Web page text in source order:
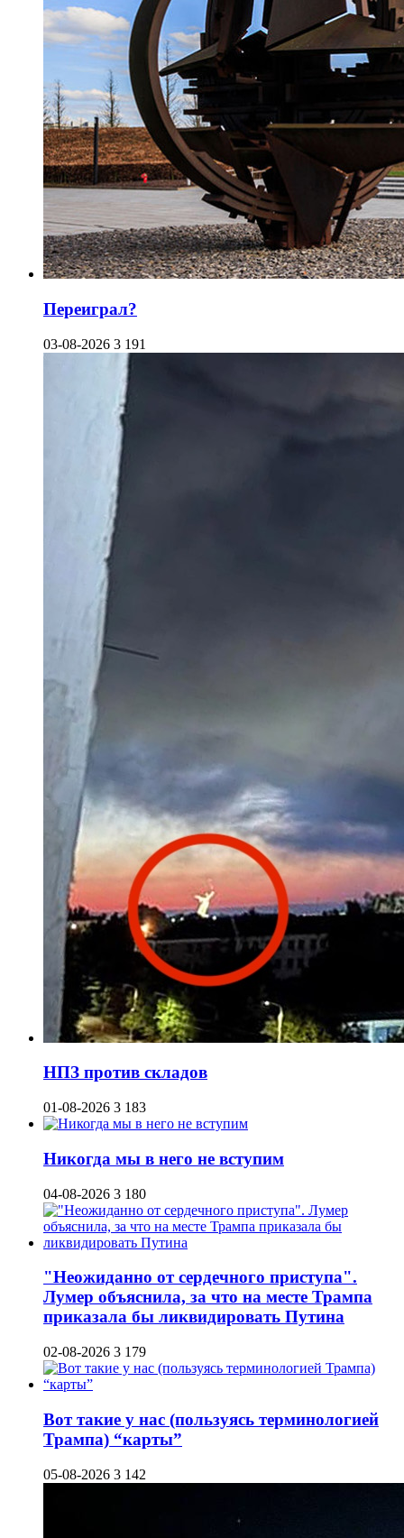
Переиграл?
03-08-2026 3 191
НПЗ против складов
01-08-2026 3 183
Никогда мы в него не вступим
04-08-2026 3 180
"Неожиданно от сердечного приступа".
Лумер объяснила, за что на месте Трампа
приказала бы ликвидировать Путина
02-08-2026 3 179
Вот такие у нас (пользуясь терминологией
Трампа) “карты”
05-08-2026 3 142